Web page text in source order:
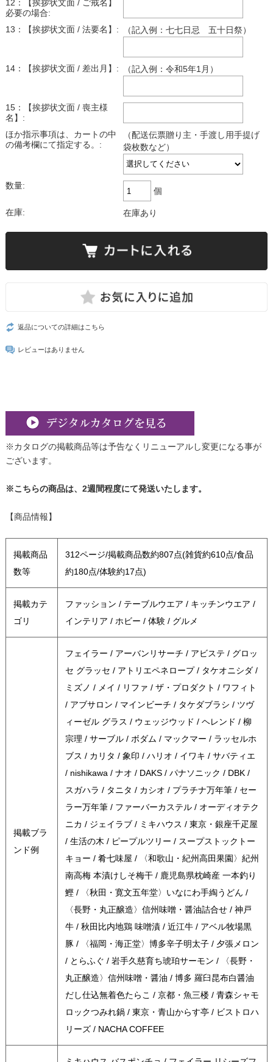
12：【挨拶状文面 / ご戒名】
必要の場合:
13：【挨拶状文面 / 法要名】:
（記入例：七七日忌 五十日祭）
14：【挨拶状文面 / 差出月】: （記入例：令和5年1月）
15：【挨拶状文面 / 喪主様
名】:
ほか指示事項は、カートの中
の備考欄にて指定する。:
（配送伝票贈り主・手渡し用手提げ
袋枚数など）
数量:
個
在庫: 在庫あり
返品についての詳細はこちら
レビューはありません
※カタログの掲載商品等は予告なくリニューアルし変更になる事が
ございます。
※こちらの商品は、2週間程度にて発送いたします。
【商品情報】
掲載商品
数等
312ページ/掲載商品数約807点(雑貨約610点/食品
約180点/体験約17点)
掲載カテ
ゴリ
ファッション / テーブルウエア / キッチンウエア /
インテリア / ホビー / 体験 / グルメ
掲載ブラ
ンド例
フェイラー / アーバンリサーチ / アビステ / グロッ
セ グラッセ / アトリエペネロープ / タケオニシダ /
ミズノ / メイ / リファ / ザ・プロダクト / ワフィト
/ アブサロン / マインビーチ / タケダブラシ / ツヴ
ィーゼル グラス / ウェッジウッド / ヘレンド / 柳
宗理 / サーブル / ボダム / マックマー / ラッセルホ
ブス / カリタ / 象印 / ハリオ / イワキ / サバティエ
/ nishikawa / ナオ / DAKS / パナソニック / DBK /
スガハラ / タニタ / カシオ / プラチナ万年筆 / セー
ラー万年筆 / ファーバーカステル / オーディオテク
ニカ / ジェイラブ / ミキハウス / 東京・銀座千疋屋
/ 生活の木 / ピープルツリー / スープストックトー
キョー / 肴七味屋 / 〈和歌山・紀州高田果園〉紀州
南高梅 本漬けしそ梅干 / 鹿児島県枕崎産 一本釣り
鰹 / 〈秋田・寛文五年堂〉いなにわ手綯うどん /
〈長野・丸正醸造〉信州味噌・醤油詰合せ / 神戸
牛 / 秋田比内地鶏 味噌漬 / 近江牛 / アベル牧場黒
豚 / 〈福岡・海正堂〉博多辛子明太子 / 夕張メロン
/ とらふぐ / 岩手久慈育ち琥珀サーモン / 〈長野・
丸正醸造〉信州味噌・醤油 / 博多 羅臼昆布白醤油
だし仕込無着色たらこ / 京都・魚三楼 / 青森シャモ
ロックつみれ鍋 / 東京・青山からす亭 / ビストロハ
リーズ / NACHA COFFEE